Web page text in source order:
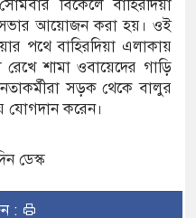
বিকেলে বাহিরদিয়া
সভার আয়োজন করা হয়। ওই
পথে বাহিরদিয়া এলাকায়
শামা ওবায়েদের গাড়ি
সড়ক থেকে বালুর
যোগদান করেন।
ডেস্ক
: